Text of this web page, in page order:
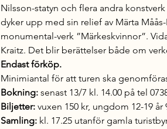
Nilsson-statyn och flera andra
dyker upp med sin relief av Märta
monumental-verk ”Märkeskvinnor”.
Kraitz. Det blir berättelser både om
Endast förköp.
Minimiantal för att turen ska
Bokning: senast 13/7 kl. 14.00 på tel
Biljetter: vuxen 150 kr, ungdom 12-19 år
Samling: kl. 17.25 utanför gamla